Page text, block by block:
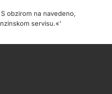
obzirom na navedeno,
servisu.«'